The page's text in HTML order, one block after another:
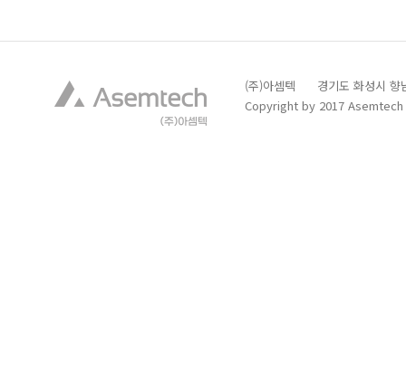
(주)아셈텍 경기도 화성시
Copyright by 2017